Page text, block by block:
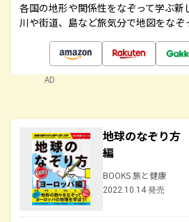
各国の地形や関係性をなぞって学ぶ新
川や街道、島など旅気分で地図をなぞ
AD
地球のなぞり
編
BOOKS 旅と健康
2022.10.14 発売